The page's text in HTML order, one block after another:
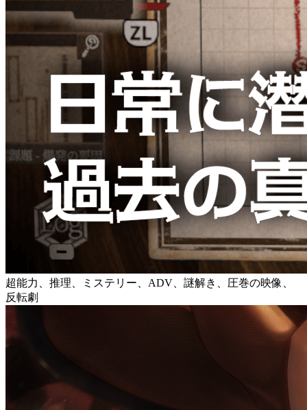
超能力、推理、ミステリー、ADV、謎解き、圧巻の映像、
反転劇